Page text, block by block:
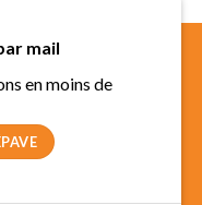
mail
en moins de